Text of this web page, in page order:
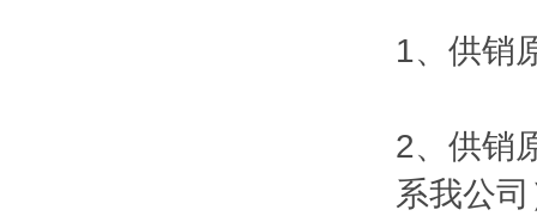
1、供销
2、供销
系我公